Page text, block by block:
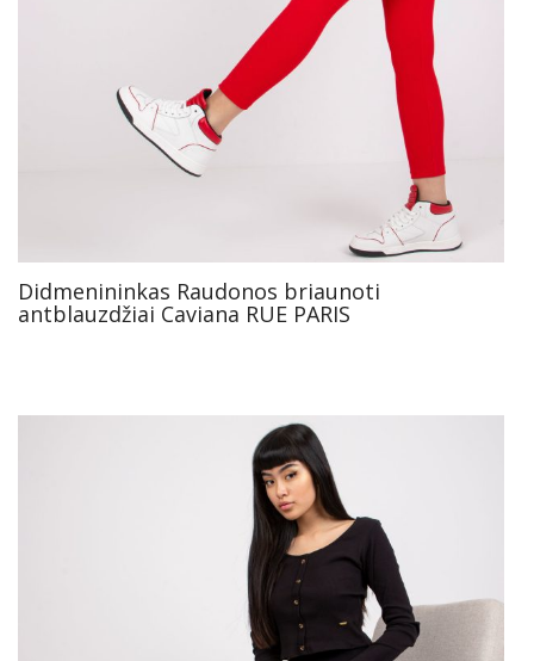
Didmenininkas Raudonos briaunoti
antblauzdžiai Caviana RUE PARIS